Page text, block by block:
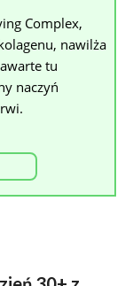
Complex,
nawilża
tu
naczyń